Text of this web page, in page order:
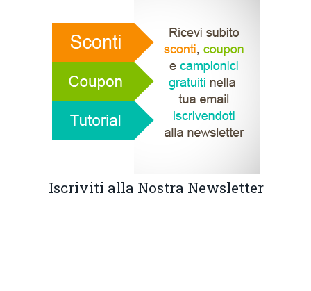
Iscriviti alla Nostra Newsletter